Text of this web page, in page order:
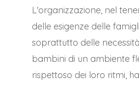
L'organizzazione, nel
delle esigenze delle
soprattutto delle
bambini di un ambiente
rispettoso dei loro ritmi,